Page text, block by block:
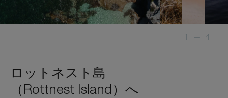
1 — 4
ロットネスト島
（Rottnest Island）へ